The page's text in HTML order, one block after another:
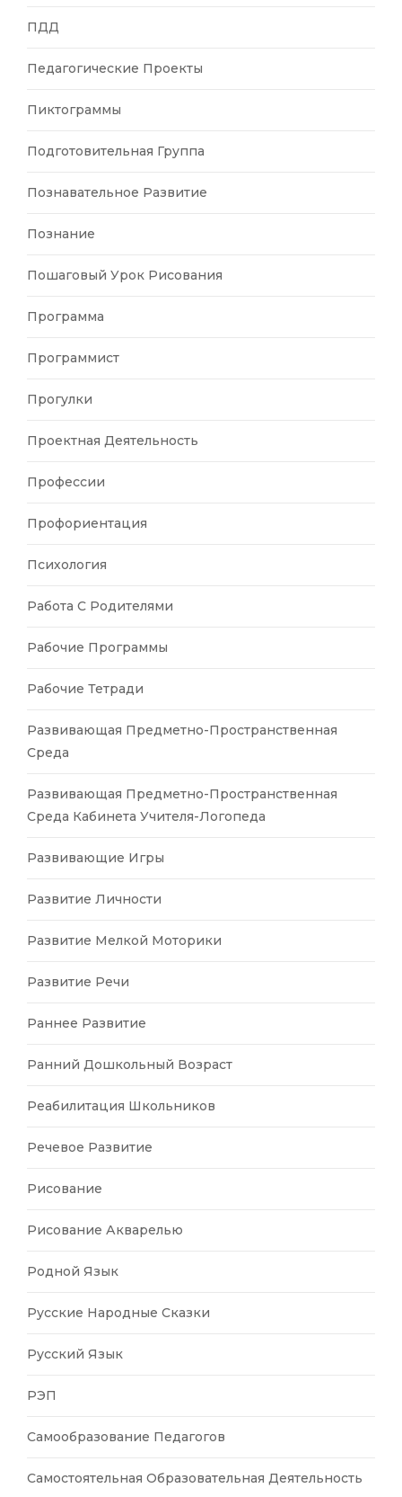
ПДД
Педагогические Проекты
Пиктограммы
Подготовительная Группа
Познавательное Развитие
Познание
Пошаговый Урок Рисования
Программа
Программист
Прогулки
Проектная Деятельность
Профессии
Профориентация
Психология
Работа С Родителями
Рабочие Программы
Рабочие Тетради
Развивающая Предметно-Пространственная
Среда
Развивающая Предметно-Пространственная
Среда Кабинета Учителя-Логопеда
Развивающие Игры
Развитие Личности
Развитие Мелкой Моторики
Развитие Речи
Раннее Развитие
Ранний Дошкольный Возраст
Реабилитация Школьников
Речевое Развитие
Рисование
Рисование Акварелью
Родной Язык
Русские Народные Сказки
Русский Язык
РЭП
Самообразование Педагогов
Самостоятельная Образовательная Деятельность